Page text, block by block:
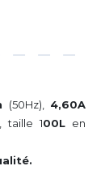
(50Hz), 4,60A
taille 100Len